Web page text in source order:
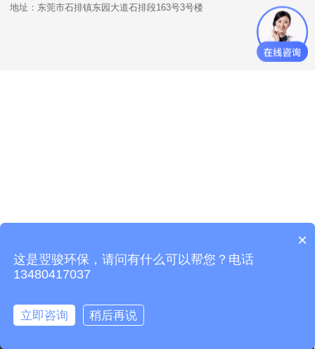
地址：东莞市石排镇东园大道石排段163号3号楼
×
这是翌骏环保，请问有什么可以帮您？电话
13480417037
立即咨询 稍后再说